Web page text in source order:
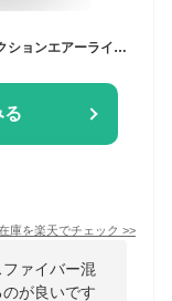
る
庫を楽天でチェック >>
ァイバー混
が良いです